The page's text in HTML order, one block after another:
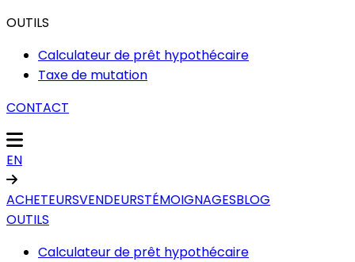
OUTILS
Calculateur de prêt hypothécaire
Taxe de mutation
CONTACT
EN
ACHETEURSVENDEURSTÉMOIGNAGESBLOG
OUTILS
Calculateur de prêt hypothécaire